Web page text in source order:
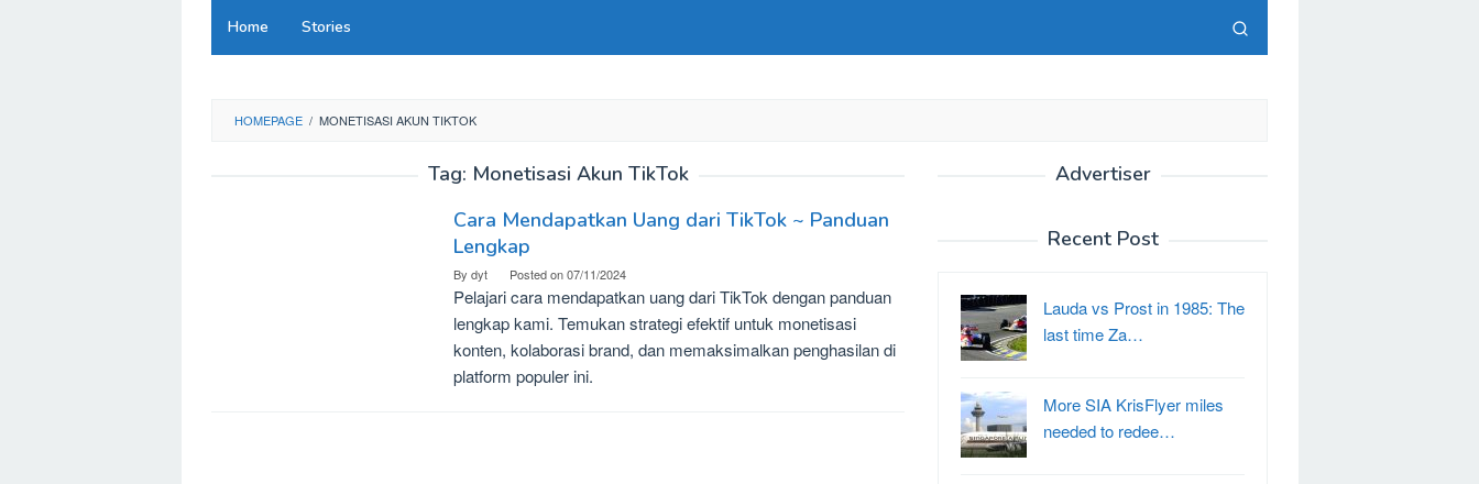
Home Stories
HOMEPAGE / MONETISASI AKUN TIKTOK
Tag: Monetisasi Akun TikTok
Cara Mendapatkan Uang dari TikTok ~ Panduan
Lengkap
By dyt Posted on07/11/2024
Pelajari cara mendapatkan uang dari TikTok dengan panduan
lengkap kami. Temukan strategi efektif untuk monetisasi
konten, kolaborasi brand, dan memaksimalkan penghasilan di
platform populer ini.
Advertiser
Recent Post
Lauda vs Prost in 1985: The
last time Za…
More SIA KrisFlyer miles
needed to redee…